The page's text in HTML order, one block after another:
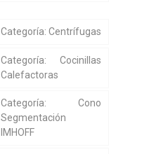
Categoría: Centrífugas
Categoría: Cocinillas
Calefactoras
Categoría: Cono
Segmentación
IMHOFF